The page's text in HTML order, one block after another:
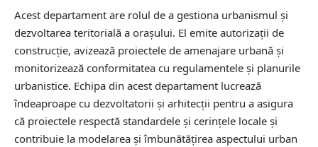
Acest departament are rolul de a gestiona urbanismul și
dezvoltarea teritorială a orașului. El emite autorizații de
construcție, avizează proiectele de amenajare urbană și
monitorizează conformitatea cu regulamentele și planurile
urbanistice. Echipa din acest departament lucrează
îndeaproape cu dezvoltatorii și arhitecții pentru a asigura
că proiectele respectă standardele și cerințele locale și
contribuie la modelarea și îmbunătățirea aspectului urban